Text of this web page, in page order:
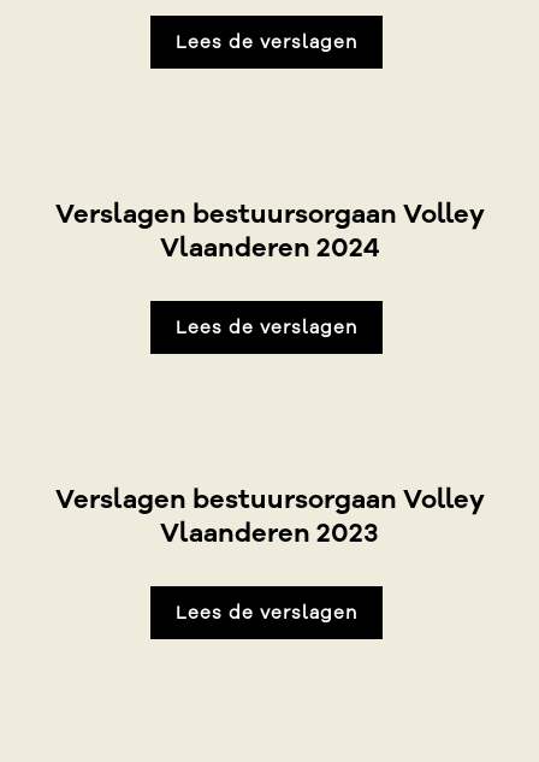
Lees de verslagen
Verslagen bestuursorgaan Volley
Vlaanderen 2024
Lees de verslagen
Verslagen bestuursorgaan Volley
Vlaanderen 2023
Lees de verslagen